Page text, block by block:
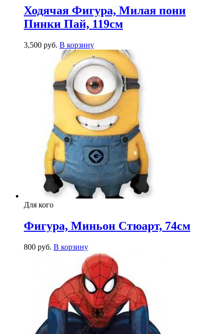
Ходячая Фигура, Милая пони
Пинки Пай, 119см
3,500 руб. В корзину
Для кого
Фигура, Миньон Стюарт, 74см
800 руб. В корзину